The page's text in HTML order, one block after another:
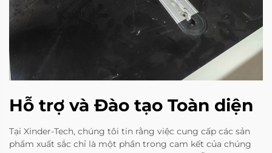
Hỗ trợ và Đào tạo Toàn diện
Tại Xinder-Tech, chúng tôi tin rằng việc cung cấp các sản
phẩm xuất sắc chỉ là một phần trong cam kết của chúng